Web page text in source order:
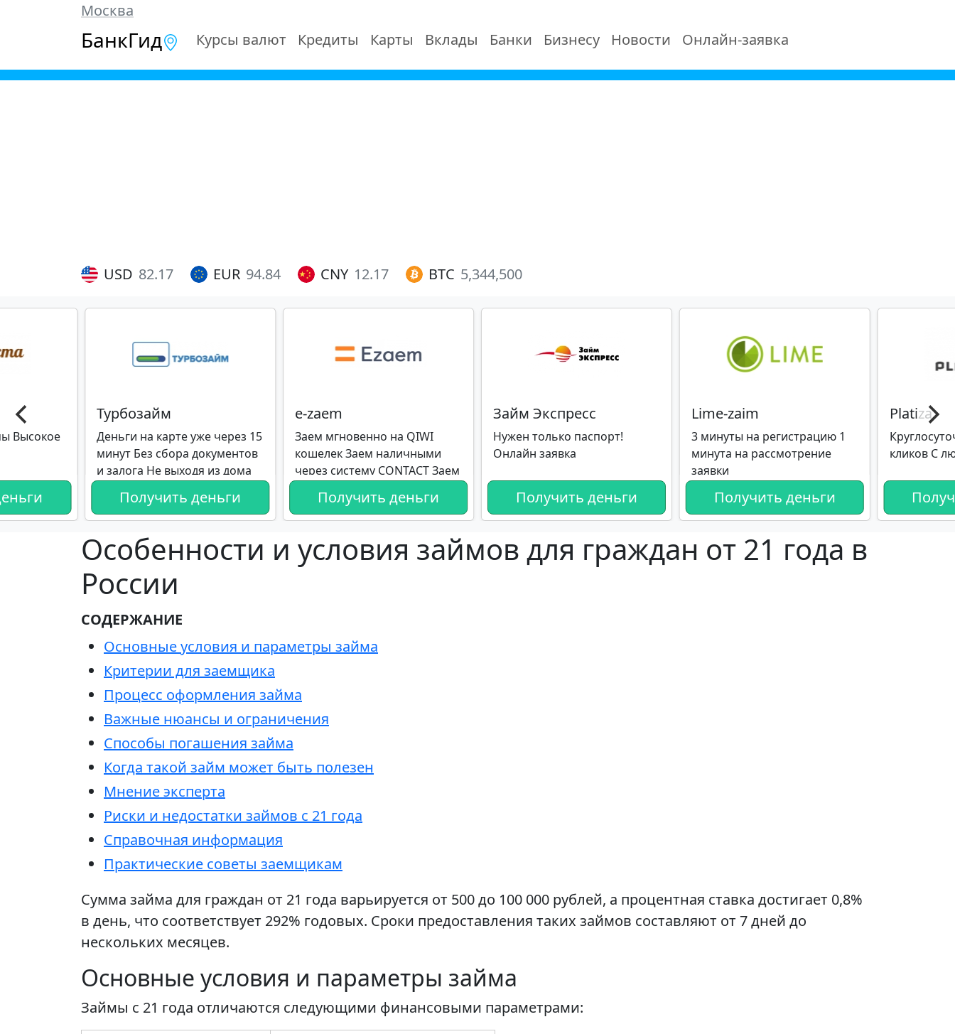
Москва
БанкГид Курсы валют Кредиты Карты Вклады Банки Бизнесу Новости Онлайн-заявка
USD 82.17 EUR 94.84 CNY 12.17 BTC 5,344,500
Турбозайм
Деньги на карте уже через 15
минут Без сбора документов
и залога Не выходя из дома
Получить деньги
e-zaem
Заем мгновенно на QIWI
кошелек Заем наличными
через систему CONTACT Заем
кредитную карту
Получить деньги
Займ Экспресс
Нужен только паспорт!
Онлайн заявка
Получить деньги
Lime-zaim
3 минуты на регистрацию 1
минута на рассмотрение
заявки
Получить деньги
Platiza
кликов С
Высокое
Особенности и условия займов для граждан от 21 года в
России
СОДЕРЖАНИЕ
Основные условия и параметры займа
Критерии для заемщика
Процесс оформления займа
Важные нюансы и ограничения
Способы погашения займа
Когда такой займ может быть полезен
Мнение эксперта
Риски и недостатки займов с 21 года
Справочная информация
Практические советы заемщикам
Сумма займа для граждан от 21 года варьируется от 500 до 100 000 рублей, а процентная ставка достигает 0,8%
в день, что соответствует 292% годовых. Сроки предоставления таких займов составляют от 7 дней до
нескольких месяцев.
Основные условия и параметры займа
Займы с 21 года отличаются следующими финансовыми параметрами: